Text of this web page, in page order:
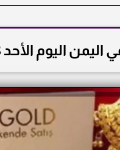
28-12-2025 بالريال والدولار الأمريكي